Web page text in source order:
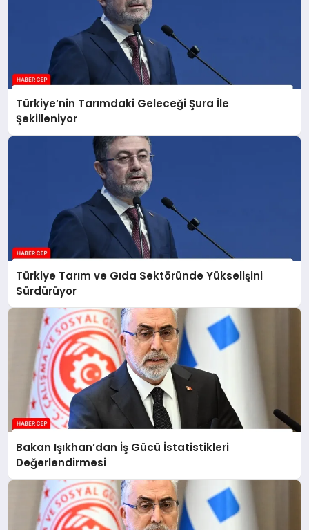
Türkiye’nin Tarımdaki Geleceği Şura İle
Şekilleniyor
Türkiye Tarım ve Gıda Sektöründe Yükselişini
Sürdürüyor
Bakan Işıkhan’dan İş Gücü İstatistikleri
Değerlendirmesi